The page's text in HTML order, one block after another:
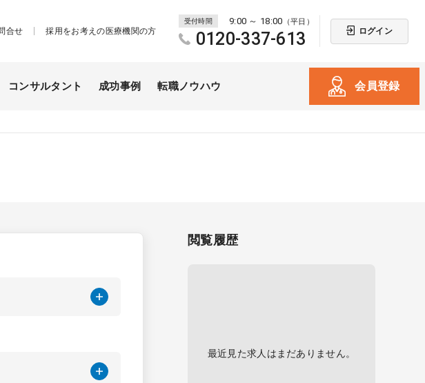
合せ 採用をお考えの医療機関の方
受付時間 9:00 ～ 18:00 （平日）
0120-337-613 ログイン
コンサルタント 成功事例 転職ノウハウ 会員登録
閲覧履歴
最近見た求人はまだありません。